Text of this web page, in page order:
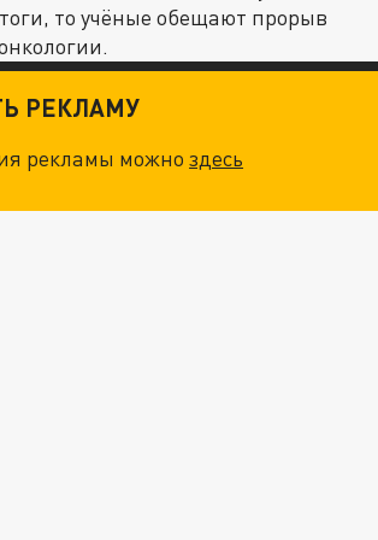
то учёные обещают прорыв
РЕКЛАМУ
рекламы можноздесь